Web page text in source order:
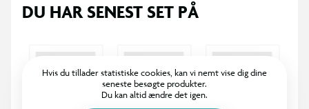
DU HAR SENEST SET PÅ
Hvis du tillader statistiske cookies, kan vi nemt vise dig dine
seneste besøgte produkter.
Du kan altid ændre det igen.